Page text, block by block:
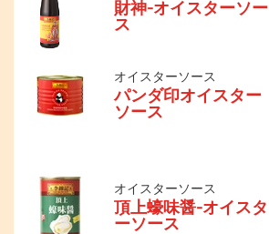
財神-オイスターソー
ス
オイスターソース
パンダ印オイスター
ソース
オイスターソース
頂上蠔味醤-オイスタ
ーソース